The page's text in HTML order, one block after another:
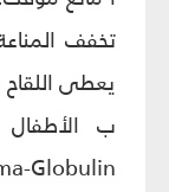
تخفف
يعطى اللقاح بعد 15 يوم من
ب الأطفال